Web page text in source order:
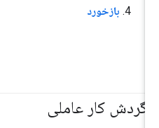
بازخورد
گردش کار عاملی
#هوش_مصنوعی_تولیدی